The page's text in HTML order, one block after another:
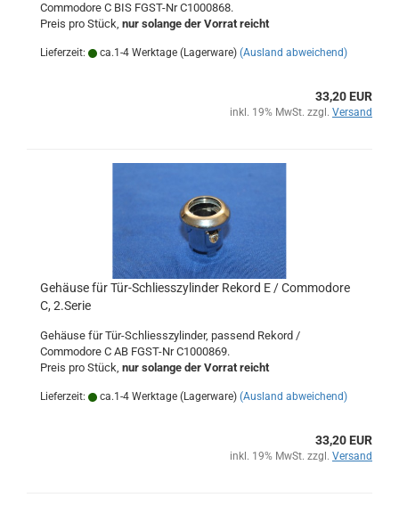
Commodore C BIS FGST-Nr C1000868.
Preis pro Stück, nur solange der Vorrat reicht
Lieferzeit: ca.1-4 Werktage (Lagerware) (Ausland abweichend)
33,20 EUR
inkl. 19% MwSt. zzgl. Versand
Gehäuse für Tür-Schliesszylinder Rekord E / Commodore
C, 2.Serie
Gehäuse für Tür-Schliesszylinder, passend Rekord /
Commodore C AB FGST-Nr C1000869.
Preis pro Stück, nur solange der Vorrat reicht
Lieferzeit: ca.1-4 Werktage (Lagerware) (Ausland abweichend)
33,20 EUR
inkl. 19% MwSt. zzgl. Versand